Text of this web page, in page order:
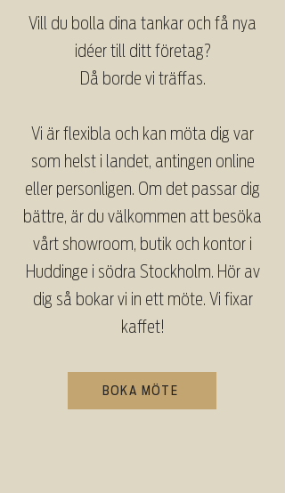
Vill du bolla dina tankar och få nya
idéer till ditt företag?
Då borde vi träffas.
Vi är flexibla och kan möta dig var
som helst i landet, antingen online
eller personligen. Om det passar dig
bättre, är du välkommen att besöka
vårt showroom, butik och kontor i
Huddinge i södra Stockholm. Hör av
dig så bokar vi in ett möte. Vi fixar
kaffet!
BOKA MÖTE